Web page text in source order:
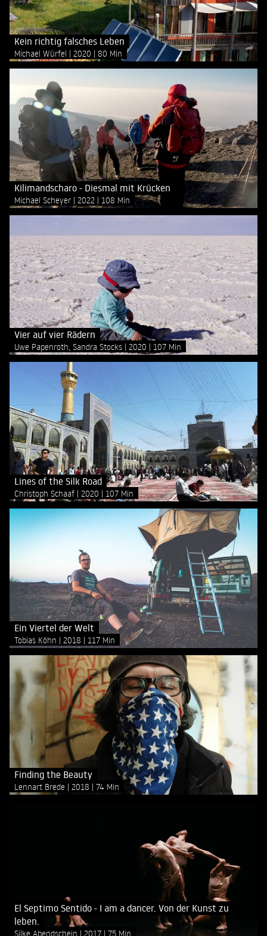
Kein richtig falsches Leben
Michael Würfel 2020 80 Min
Kilimandscharo - Diesmal mit Krücken
Michael Scheyer 2022 108 Min
Vier auf vier Rädern
Uwe Papenroth, Sandra Stocks 2020 107 Min
Lines of the Silk Road
Christoph Schaaf 2020 107 Min
Ein Viertel der Welt
Tobias Köhn 2018 117 Min
Finding the Beauty
Lennart Brede 2018 74 Min
El Septimo Sentido - I am a dancer. Von der Kunst zu
leben.
Silke Abendschein 2017 75 Min